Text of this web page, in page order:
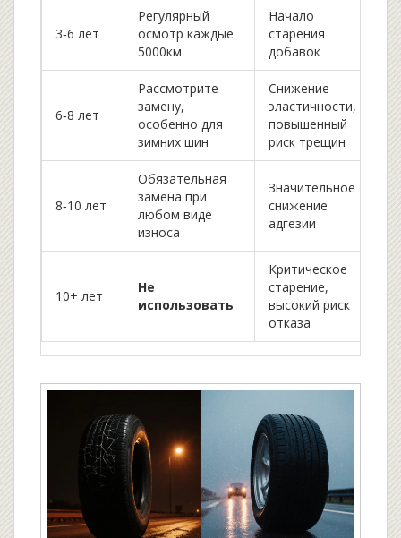
3‑6 лет
Регулярный
осмотр каждые
5000км
Начало
старения
добавок
6‑8 лет
Рассмотрите
замену,
особенно для
зимних шин
Снижение
эластичности,
повышенный
риск трещин
8‑10 лет
Обязательная
замена при
любом виде
износа
Значительное
снижение
адгезии
10+ лет
Не
использовать
Критическое
старение,
высокий риск
отказа